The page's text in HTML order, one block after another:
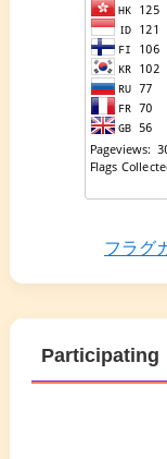
フラグ
Participating